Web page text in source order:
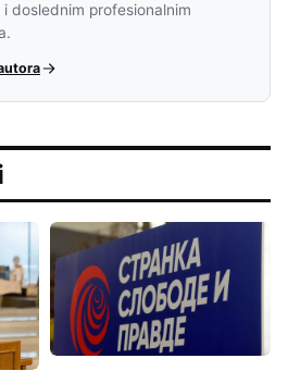
doslednim profesionalnim